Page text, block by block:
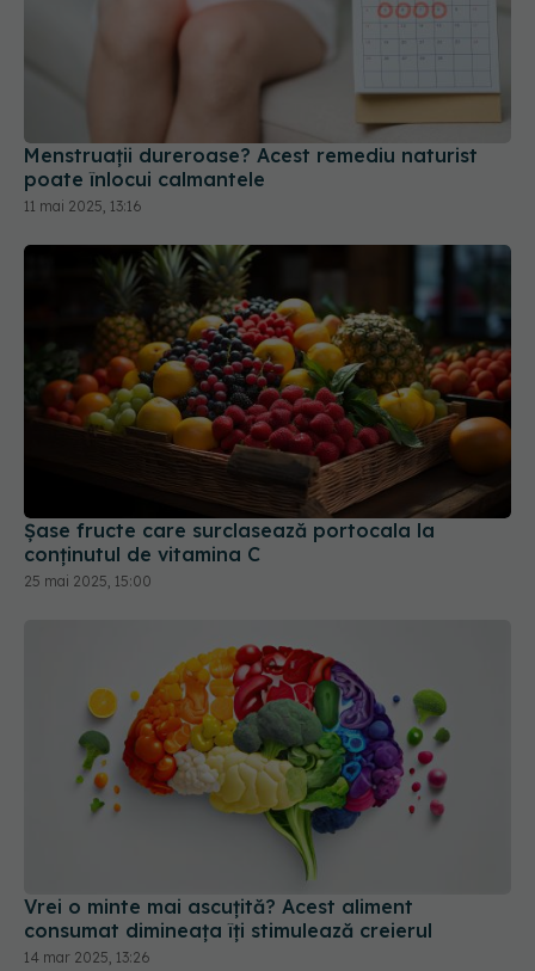
Menstruații dureroase? Acest remediu naturist
poate înlocui calmantele
11 mai 2025, 13:16
Șase fructe care surclasează portocala la
conținutul de vitamina C
25 mai 2025, 15:00
Vrei o minte mai ascuțită? Acest aliment
consumat dimineața îți stimulează creierul
14 mar 2025, 13:26